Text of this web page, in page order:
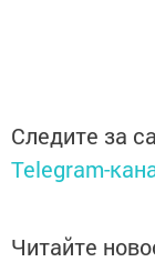
Следите за
Telegram-
Читайте